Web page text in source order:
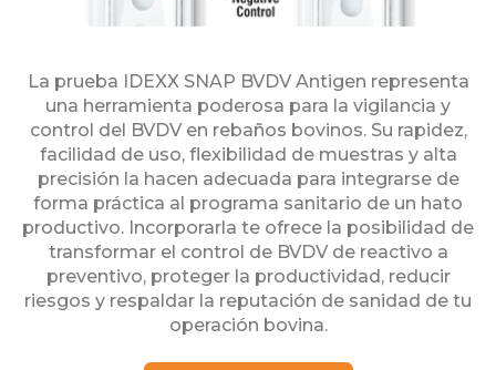
La prueba IDEXX SNAP BVDV Antigen representa
una herramienta poderosa para la vigilancia y
control del BVDV en rebaños bovinos. Su rapidez,
facilidad de uso, flexibilidad de muestras y alta
precisión la hacen adecuada para integrarse de
forma práctica al programa sanitario de un hato
productivo. Incorporarla te ofrece la posibilidad de
transformar el control de BVDV de reactivo a
preventivo, proteger la productividad, reducir
riesgos y respaldar la reputación de sanidad de tu
operación bovina.